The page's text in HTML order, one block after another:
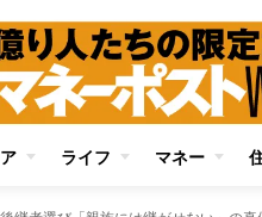
ライフ マネー